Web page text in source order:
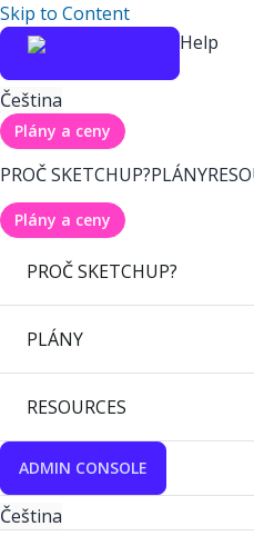
Skip to Content
Help
Čeština
Plány a ceny
PROČ SKETCHUP?PLÁNY
Plány a ceny
PROČ SKETCHUP?
PLÁNY
RESOURCES
ADMIN CONSOLE
Čeština